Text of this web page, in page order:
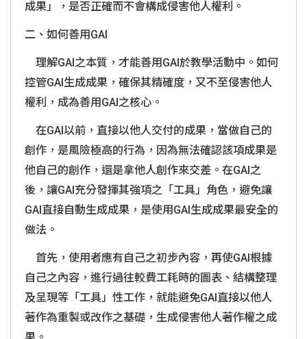
成果」，是否正確而不會構成侵害他人權利。
二、如何善用 GAI
理解GAI 之本質，才能善用 GAI 於教學活動中。如何
控管GAI 生成成果，確保其精確度，又不至侵害他人
權利，成為善用 GAI 之核心。
在GAI 以前，直接以他人交付的成果，當做自己的
創作，是風險極高的行為，因為無法確認該項成果是
他自己的創作，還是拿他人創作來交差。在GAI 之
後，讓GAI 充分發揮其強項之「工具」角色，避免讓
GAI 直接自動生成成果，是使用 GAI 生成成果最安全的
做法。
首先，使用者應有自己之初步內容，再使GAI 根據
自己之內容，進行過往較費工耗時的圖表、結構整理
及呈現等「工具」性工作，就能避免GAI 直接以他人
著作為重製或改作之基礎，生成侵害他人著作權之成